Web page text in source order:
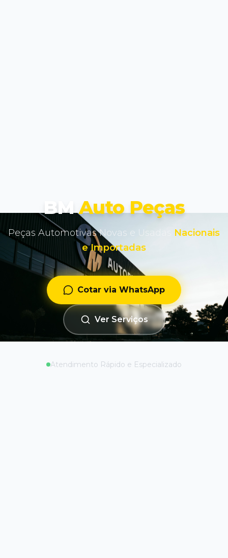
BM Auto Peças
Peças Automotivas Novas e Usadas Nacionais
e Importadas
Cotar via WhatsApp
Ver Serviços
Atendimento Rápido e Especializado